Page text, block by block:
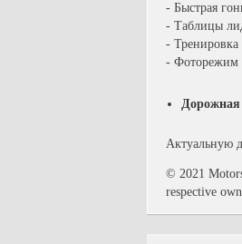
- Быстрая
- Таблицы
- Тренировка
- Фоторежим
Дорожная
Актуальную
© 2021
respective